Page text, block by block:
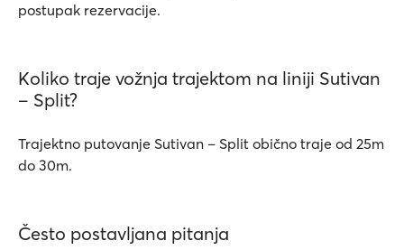
postupak rezervacije.
Koliko traje vožnja trajektom na liniji Sutivan
– Split?
Trajektno putovanje Sutivan – Split obično traje od 25m
do 30m.
Često postavljana pitanja